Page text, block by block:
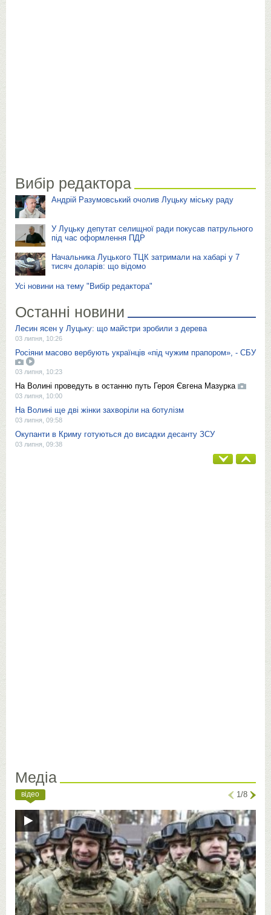
Вибір редактора
Андрій Разумовський очолив Луцьку міську раду
У Луцьку депутат селищної ради покусав патрульного
під час оформлення ПДР
Начальника Луцького ТЦК затримали на хабарі у 7
тисяч доларів: що відомо
Усі новини на тему "Вибір редактора"
Останні новини
Лесин ясен у Луцьку: що майстри зробили з дерева
03 липня, 10:26
Росіяни масово вербують українців «під чужим прапором», - СБУ
03 липня, 10:23
На Волині проведуть в останню путь Героя Євгена Мазурка
03 липня, 10:00
На Волині ще дві жінки захворіли на ботулізм
03 липня, 09:58
Окупанти в Криму готуються до висадки десанту ЗСУ
03 липня, 09:38
Медіа
відео 1/8